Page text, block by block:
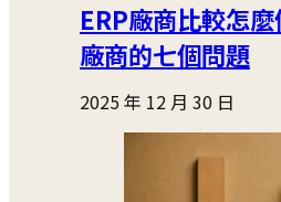
ERP廠商比較怎
廠商的七個問題
2025 年 12 月 30 日